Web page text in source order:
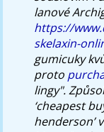
lanové
https://
skelaxin-
gumicuky
proto
lingy".
‘cheapest
henderson’